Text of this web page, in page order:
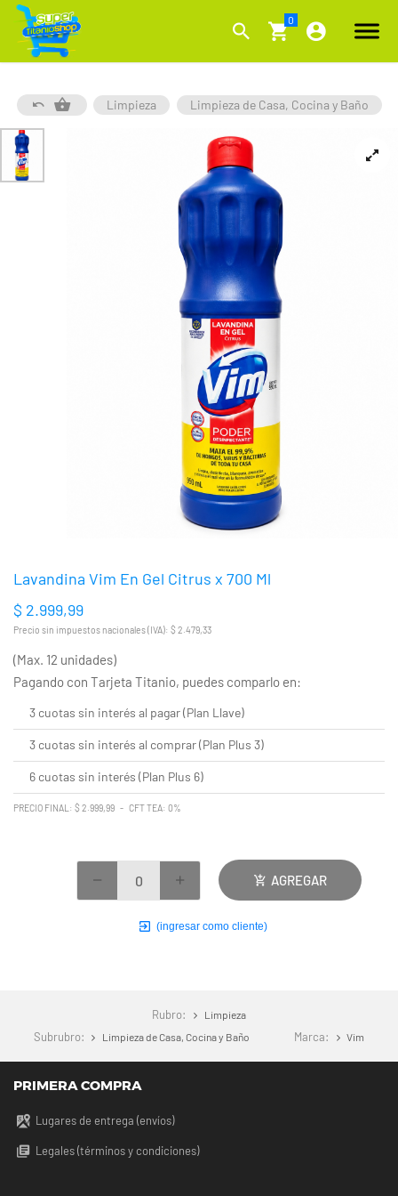
Limpieza Limpieza de Casa, Cocina y Baño
Lavandina Vim En Gel Citrus x 700 Ml
$ 2.999,99
Precio sin impuestos nacionales (IVA): $ 2.479,33
(Max. 12 unidades)
Pagando con Tarjeta Titanio, puedes comparlo en:
3 cuotas sin interés al pagar (Plan Llave)
3 cuotas sin interés al comprar (Plan Plus 3)
6 cuotas sin interés (Plan Plus 6)
PRECIO FINAL: $ 2.999,99 - CFT TEA: 0%
AGREGAR
(ingresar como cliente)
Rubro: Limpieza
Subrubro: Limpieza de Casa, Cocina y Baño Marca: Vim
PRIMERA COMPRA
Lugares de entrega (envíos)
Legales (términos y condiciones)